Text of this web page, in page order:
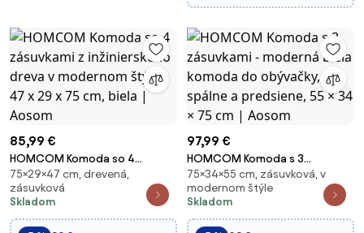
85,99 €
HOMCOM Komoda so 4
zásuvkami z inžinierskeho dreva
v modernom štýle, 47 x 29 x 75
cm, biela | Aosom
75×29×47 cm, drevená,
zásuvková
Skladom
97,99 €
HOMCOM Komoda s 3
zásuvkami - moderná biela
komoda do obývačky, spálne a
predsiene, 55 × 34 × 75 cm |
Aosom
75×34×55 cm, zásuvková, v
modernom štýle
Skladom